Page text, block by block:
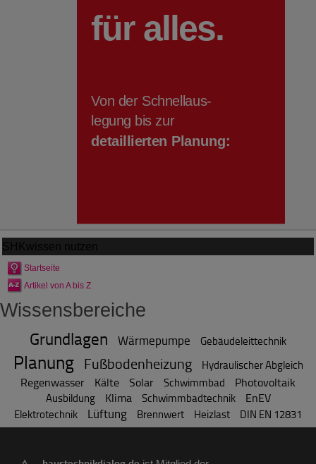
SHKwissen nutzen
Startseite
Artikel von A bis Z
Wissensbereiche
Grundlagen Wärmepumpe Gebäudeleittechnik
Planung Fußbodenheizung Hydraulischer Abgleich
Regenwasser Kälte Solar Schwimmbad Photovoltaik
Ausbildung Klima Schwimmbadtechnik EnEV
Elektrotechnik Lüftung Brennwert Heizlast DIN EN 12831